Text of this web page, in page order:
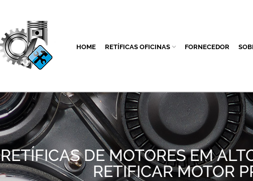
HOME RETÍFICAS OFICINAS FORNECEDOR
RETÍFICAS DE MOTORES EM
RETIFICAR MOTOR